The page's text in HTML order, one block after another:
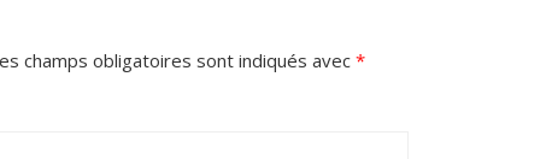
champs obligatoires sont indiqués avec *